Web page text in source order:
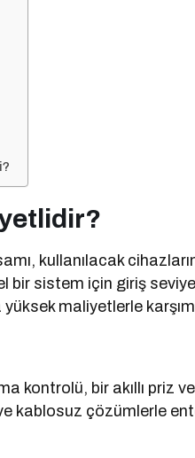
kullanılacak
bir sistem için giriş
maliyetlerle
kontrolü, bir akıllı priz
kablosuz çözümlerle